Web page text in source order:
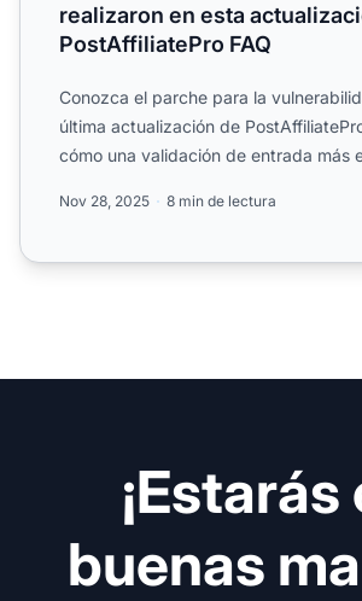
realizaron en esta
PostAffiliatePro FAQ
Conozca el parche para la
última actualización de
cómo una validación de entrada más
Nov 28, 2025 8 min de lectura
¡Estarás
buenas